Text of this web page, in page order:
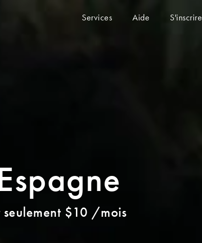
Services Aide S'inscrire
seulement $10 /mois